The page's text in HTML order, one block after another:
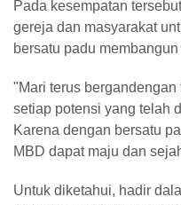
Pada kesempatan
gereja dan masyarakat
bersatu padu
"Mari terus
setiap potensi yang telah
Karena dengan bersatu
MBD dapat maju dan
Untuk diketahui, hadir